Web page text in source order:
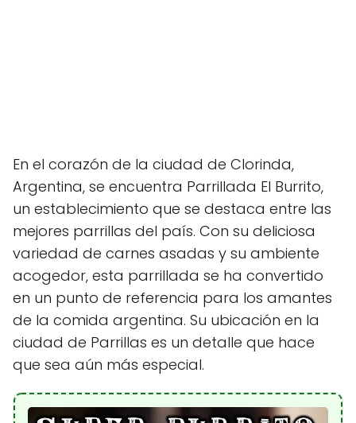
En el corazón de la ciudad de Clorinda,
Argentina, se encuentra Parrillada El Burrito,
un establecimiento que se destaca entre las
mejores parrillas del país. Con su deliciosa
variedad de carnes asadas y su ambiente
acogedor, esta parrillada se ha convertido
en un punto de referencia para los amantes
de la comida argentina. Su ubicación en la
ciudad de Parrillas es un detalle que hace
que sea aún más especial.